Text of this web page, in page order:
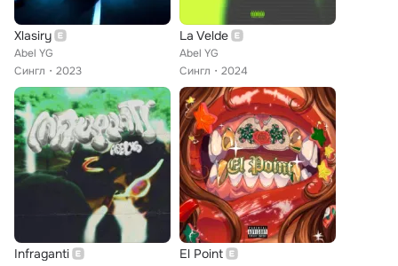
Xlasiry
Abel YG
Сингл
2023
La Velde
Abel YG
Сингл
2024
Infraganti El Point